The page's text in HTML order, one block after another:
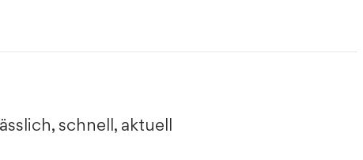
schnell, aktuell